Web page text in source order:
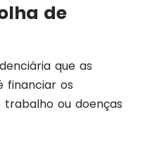
de
que as
financiar os
trabalho ou doenças